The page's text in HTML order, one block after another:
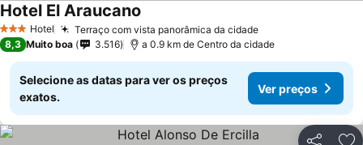
3 EstrelasHotel Terraço com vista panorâmica da cidadeVer preços
Hotel El Araucano
8,3 Muito boa 3.516 a 0.9 km de Centro da cidade
Selecione as datas para ver os preços
exatos.
Ver preços